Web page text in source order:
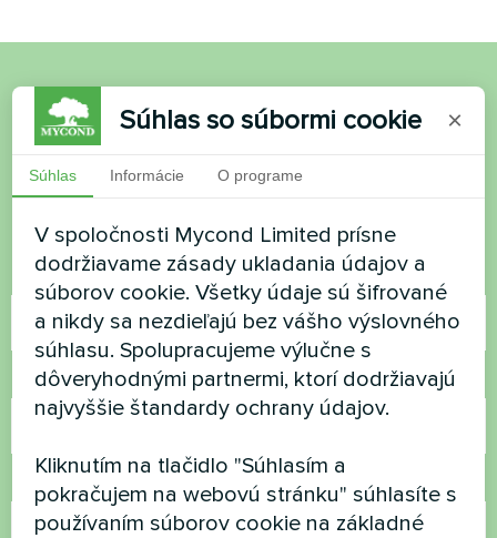
Chcete si kúpiť alebo máte
otázky?
Kontaktujte nás a my vám pomôžeme
Názov
Telefónne číslo
E-mail
Súhlas so súbormi cookie ×
Súhlas Informácie O programe
V spoločnosti Mycond Limited prísne
dodržiavame zásady ukladania údajov a
súborov cookie. Všetky údaje sú šifrované
a nikdy sa nezdieľajú bez vášho výslovného
súhlasu. Spolupracujeme výlučne s
dôveryhodnými partnermi, ktorí dodržiavajú
najvyššie štandardy ochrany údajov.
Kliknutím na tlačidlo "Súhlasím a
pokračujem na webovú stránku" súhlasíte s
používaním súborov cookie na základné